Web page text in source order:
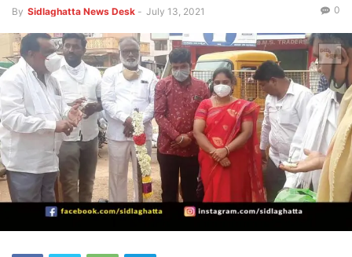
By Sidlaghatta News Desk - July 13, 2021 0